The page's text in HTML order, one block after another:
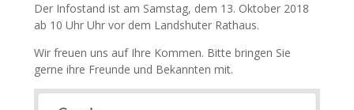
Der Infostand ist am Samstag, dem 13. Oktober 2018
ab 10 Uhr Uhr vor dem Landshuter Rathaus.
Wir freuen uns auf Ihre Kommen. Bitte bringen Sie
gerne ihre Freunde und Bekannten mit.